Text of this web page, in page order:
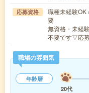
応募資格
職種未経験OK
要
無資格・未経
不要です▽応
職場の雰囲気
年齢層
20代